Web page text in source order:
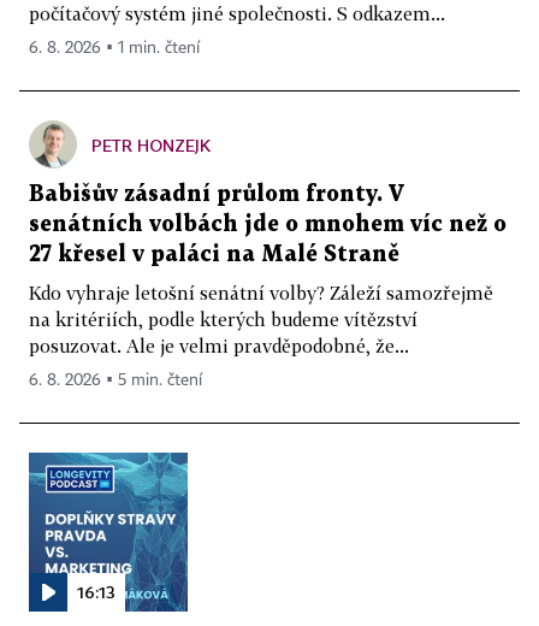
počítačový systém jiné společnosti. S odkazem...
6. 8. 2026 ▪ 1 min. čtení
PETR HONZEJK
Babišův zásadní průlom fronty. V
senátních volbách jde o mnohem víc než o
27 křesel v paláci na Malé Straně
Kdo vyhraje letošní senátní volby? Záleží samozřejmě
na kritériích, podle kterých budeme vítězství
posuzovat. Ale je velmi pravděpodobné, že...
6. 8. 2026 ▪ 5 min. čtení
16:13